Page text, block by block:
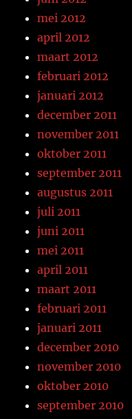
mei 2012
april 2012
maart 2012
februari 2012
januari 2012
december 2011
november 2011
oktober 2011
september 2011
augustus 2011
juli 2011
juni 2011
mei 2011
april 2011
maart 2011
februari 2011
januari 2011
december 2010
november 2010
oktober 2010
september 2010